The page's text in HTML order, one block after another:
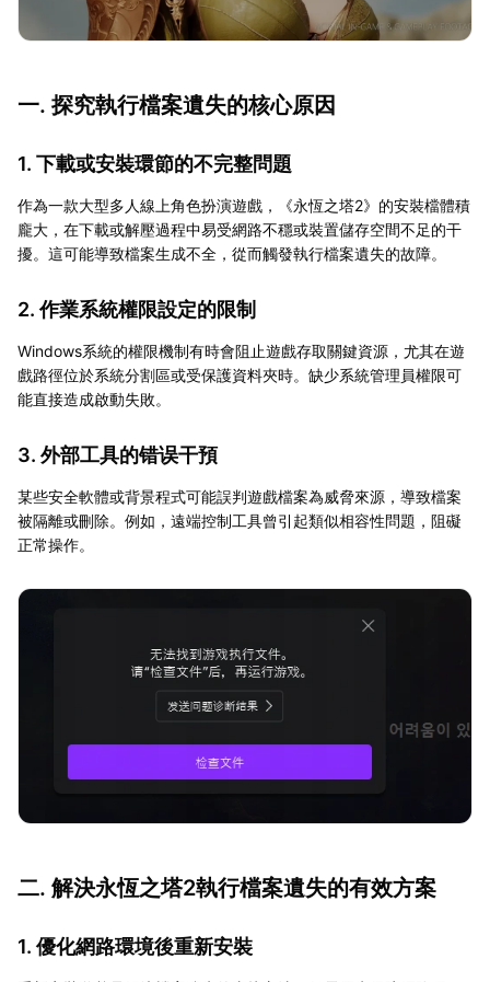
一. 探究執行檔案遺失的核心原因
1. 下載或安裝環節的不完整問題
作為一款大型多人線上角色扮演遊戲，《永恆之塔2》的安裝檔體積
龐大，在下載或解壓過程中易受網路不穩或裝置儲存空間不足的干
擾。這可能導致檔案生成不全，從而觸發執行檔案遺失的故障。
2. 作業系統權限設定的限制
Windows系統的權限機制有時會阻止遊戲存取關鍵資源，尤其在遊
戲路徑位於系統分割區或受保護資料夾時。缺少系統管理員權限可
能直接造成啟動失敗。
3. 外部工具的错误干預
某些安全軟體或背景程式可能誤判遊戲檔案為威脅來源，導致檔案
被隔離或刪除。例如，遠端控制工具曾引起類似相容性問題，阻礙
正常操作。
二. 解決永恆之塔2執行檔案遺失的有效方案
1. 優化網路環境後重新安裝